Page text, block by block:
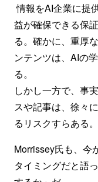
情報をAI企業に提
益が確保できる保
る。確かに、重厚
ンテンツは、AIの
る。
しかし一方で、事
スや記事は、徐々
るリスクすらある。
Morrissey氏も、今
タイミングだと語